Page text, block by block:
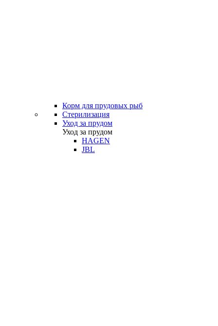
Корм для прудовых рыб
Стерилизация
Уход за прудом
Уход за прудом
HAGEN
JBL